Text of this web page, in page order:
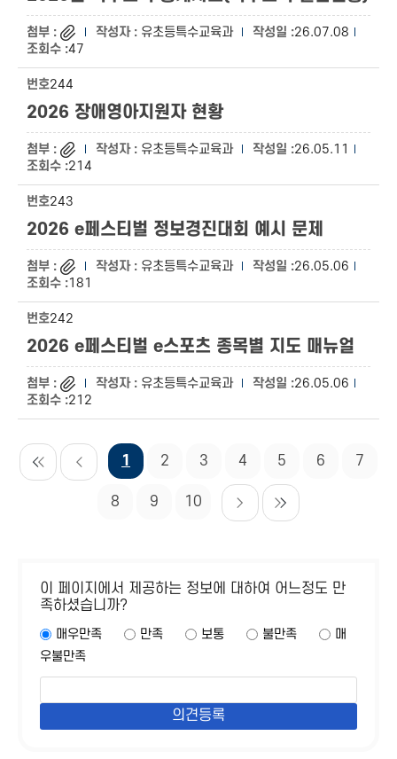
유초등특수교육과
26.07.08
47
244
2026 장애영아지원자 현황
유초등특수교육과
26.05.11
214
243
2026 e페스티벌 정보경진대회 예시 문제
유초등특수교육과
26.05.06
181
242
2026 e페스티벌 e스포츠 종목별 지도 매뉴얼
유초등특수교육과
26.05.06
212
1 2 3 4 5 6 7
8 9 10
이 페이지에서 제공하는 정보에 대하여 어느정도 만
족하셨습니까?
매우만족 만족 보통 불만족
매
우불만족